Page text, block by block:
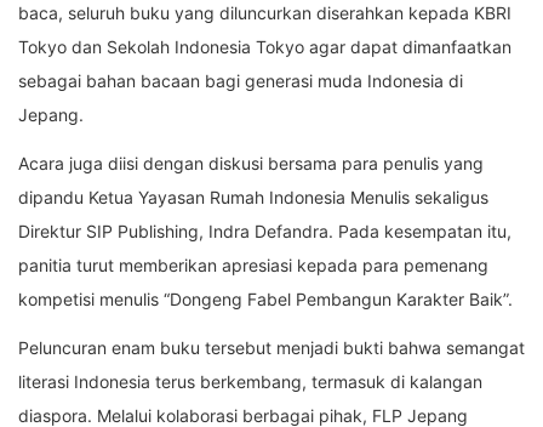
baca, seluruh buku yang diluncurkan diserahkan kepada KBRI
Tokyo dan Sekolah Indonesia Tokyo agar dapat dimanfaatkan
sebagai bahan bacaan bagi generasi muda Indonesia di
Jepang.
Acara juga diisi dengan diskusi bersama para penulis yang
dipandu Ketua Yayasan Rumah Indonesia Menulis sekaligus
Direktur SIP Publishing, Indra Defandra. Pada kesempatan itu,
panitia turut memberikan apresiasi kepada para pemenang
kompetisi menulis “Dongeng Fabel Pembangun Karakter Baik”.
Peluncuran enam buku tersebut menjadi bukti bahwa semangat
literasi Indonesia terus berkembang, termasuk di kalangan
diaspora. Melalui kolaborasi berbagai pihak, FLP Jepang